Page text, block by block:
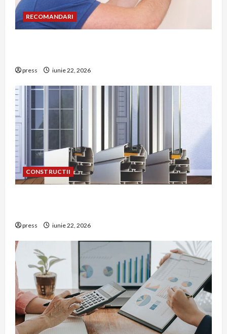
RECOMANDARI
press iunie 22, 2026
CONSTRUCTII
press iunie 22, 2026